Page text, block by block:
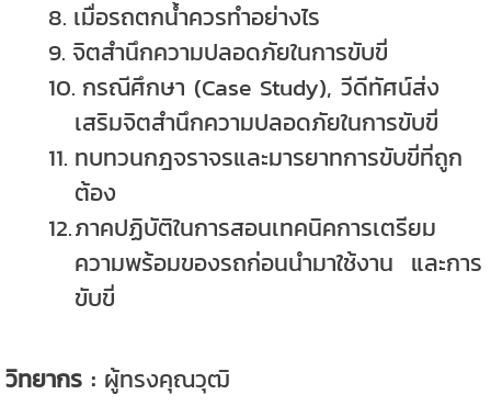
8. เมื่อรถตกน้ำควรทำอย่างไร
9. จิตสำนึกความปลอดภัยในการขับขี่
10. กรณีศึกษา (Case Study), วีดีทัศน์ส่ง
เสริมจิตสำนึกความปลอดภัยในการขับขี่
11. ทบทวนกฎจราจรและมารยาทการขับขี่ที่ถูก
ต้อง
12.ภาคปฏิบัติในการสอนเทคนิคการเตรียม
ความพร้อมของรถก่อนนำมาใช้งาน และการ
ขับขี่
วิทยากร: ผู้ทรงคุณวุฒิ